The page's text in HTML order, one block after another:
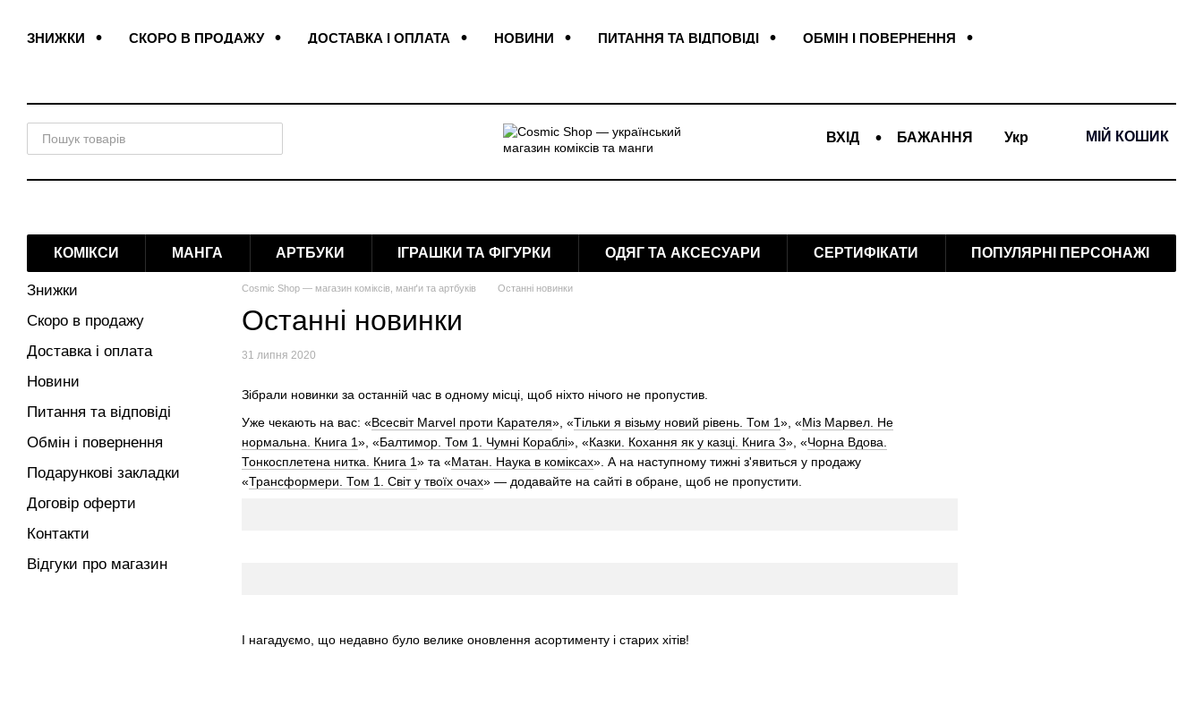
ЗНИЖКИ СКОРО В ПРОДАЖУ ДОСТАВКА І ОПЛАТА НОВИНИ ПИТАННЯ ТА ВІДПОВІДІ
ОБМІН І ПОВЕРНЕННЯ
ВХІД БАЖАННЯ Укр МІЙ КОШИК
КОМІКСИ МАНГА АРТБУКИ ІГРАШКИ ТА ФІГУРКИ ОДЯГ ТА АКСЕСУАРИ СЕРТИФІКАТИ ПОПУЛЯРНІ ПЕРСОНАЖІ
Cosmic Shop — магазин коміксів, манґи та артбуків Останні новинки
Останні новинки
31 липня 2020
Зібрали новинки за останній час в одному місці, щоб ніхто нічого не пропустив.
Уже чекають на вас: «Всесвіт Marvel проти Карателя», «Тільки я візьму новий рівень. Том 1», «Міз Марвел. Не
нормальна. Книга 1», «Балтимор. Том 1. Чумні Кораблі», «Казки. Кохання як у казці. Книга 3», «Чорна Вдова.
Тонкосплетена нитка. Книга 1» та «Матан. Наука в коміксах». А на наступному тижні з'явиться у продажу
«Трансформери. Том 1. Світ у твоїх очах» — додавайте на сайті в обране, щоб не пропустити.
І нагадуємо, що недавно було велике оновлення асортименту і старих хітів!
Знижки
Скоро в продажу
Доставка і оплата
Новини
Питання та відповіді
Обмін і повернення
Подарункові закладки
Договір оферти
Контакти
Відгуки про магазин